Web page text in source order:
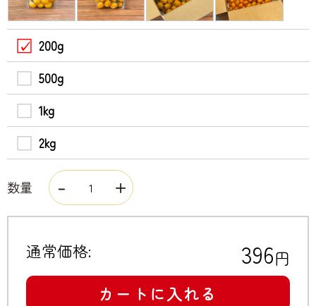
200g
500g
1kg
2kg
数量
通常価格: 396円
カートに入れる